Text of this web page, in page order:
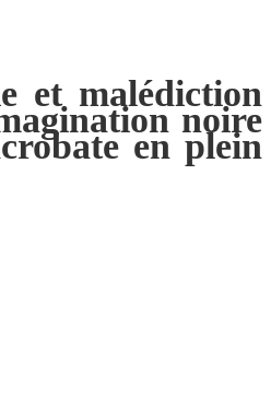
et malédiction
noire
en plein